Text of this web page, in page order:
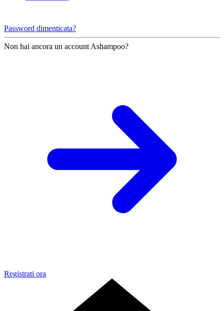
Password dimenticata?
Non hai ancora un account Ashampoo?
Registrati ora